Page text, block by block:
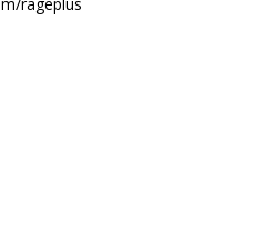
rageplus